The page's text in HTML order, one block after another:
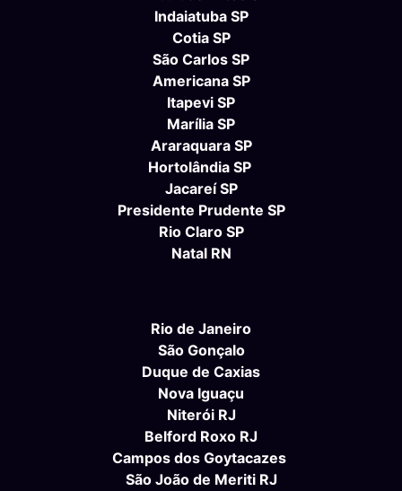
Indaiatuba SP
Cotia SP
São Carlos SP
Americana SP
Itapevi SP
Marília SP
Araraquara SP
Hortolândia SP
Jacareí SP
Presidente Prudente SP
Rio Claro SP
Natal RN
Rio de Janeiro
São Gonçalo
Duque de Caxias
Nova Iguaçu
Niterói RJ
Belford Roxo RJ
Campos dos Goytacazes
São João de Meriti RJ